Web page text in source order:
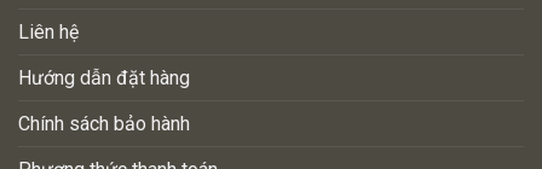
Liên hệ
Hướng dẫn đặt hàng
Chính sách bảo hành